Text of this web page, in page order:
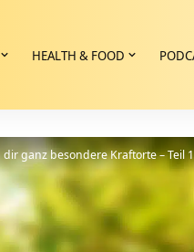
HEALTH & FOOD
ganz besondere Kraftorte – Teil 1